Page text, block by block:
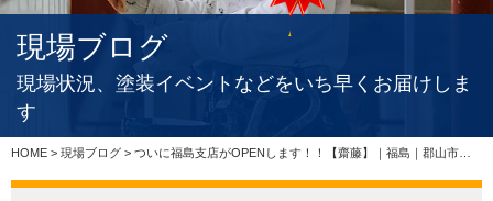
現場ブログ
現場状況、塗装イベントなどをいち早くお届けしま
す
HOME > 現場ブログ > ついに福島支店がOPENします！！【齋藤】｜福島｜郡山市、いわき市、須賀川市、二本松市、本宮市、福島市、伊達市の屋根サイディング&屋根工事＆雨もり防水専門店、適正価格で評判の見積もりを実現